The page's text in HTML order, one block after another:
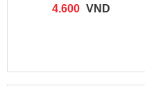
4.600 VND